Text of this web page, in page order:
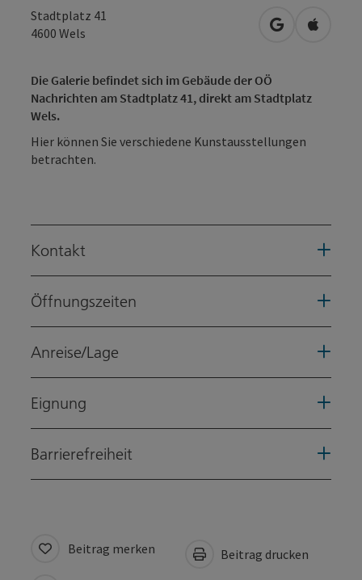
Stadtplatz 41
4600 Wels in Google
in
Die Galerie befindet sich im Gebäude der OÖ
Nachrichten am Stadtplatz 41, direkt am Stadtplatz
Wels.
Hier können Sie verschiedene Kunstausstellungen
betrachten.
Kontakt
Öffnungszeiten
Anreise/Lage
Eignung
Barrierefreiheit
Beitrag merken Beitrag drucken